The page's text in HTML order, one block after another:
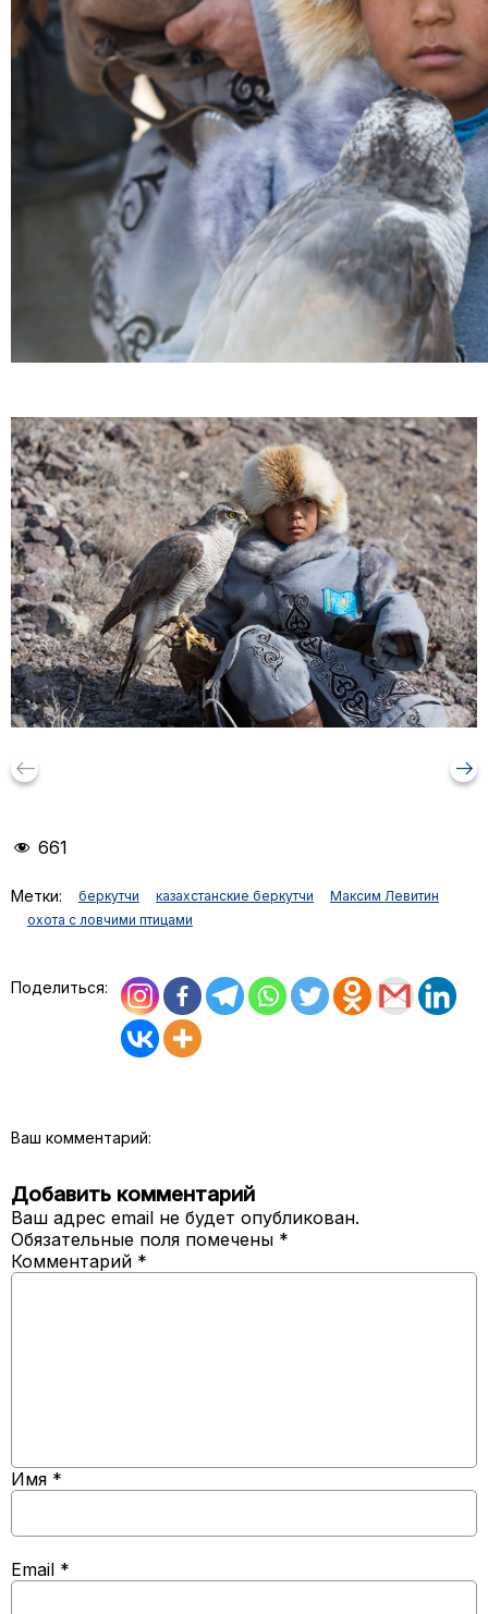
keyboard_backspace arrow_right_alt
661
Метки: беркутчи казахстанские беркутчи
Максим Левитин
охота с ловчими птицами
Поделиться:
Ваш комментарий:
Добавить комментарий
Ваш адрес email не будет опубликован.
Обязательные поля помечены *
Комментарий *
Имя *
Email *